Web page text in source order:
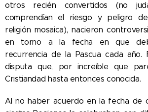
otros recién convertidos (no
comprendían el riesgo y peligro
religión mosaica), nacieron
en torno a la fecha en que
recurrencia de la Pascua cada año.
disputa que, por increíble que
Cristiandad hasta entonces conocida.
Al no haber acuerdo en la fecha de